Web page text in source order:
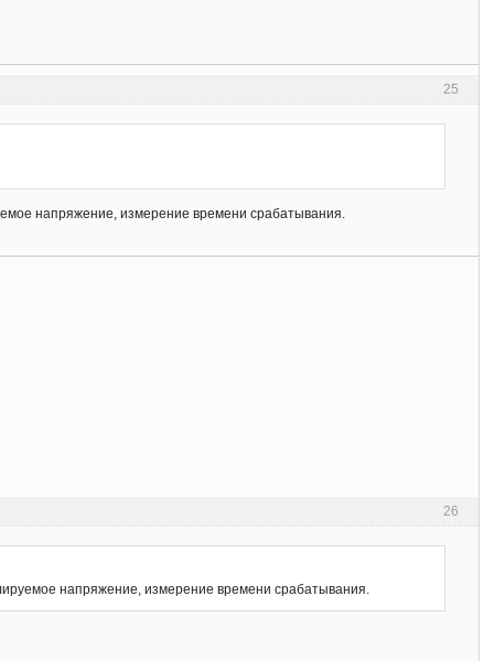
25
напряжение, измерение времени срабатывания.
26
напряжение, измерение времени срабатывания.